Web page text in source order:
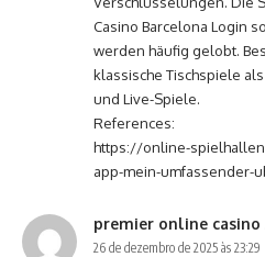
Casino Barcelona Login
werden häufig gelobt.
klassische Tischspiele
und Live-Spiele.
References:
https://online-
app-mein-umfassender-
premier online casino
26 de dezembro de 2025 às 23:29